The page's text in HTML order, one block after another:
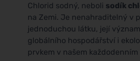
Chlorid sodný, neboli sodík
na Zemi. Je nenahraditelný v
jednoduchou látku, její
globálního hospodářství i
prvkem v našem